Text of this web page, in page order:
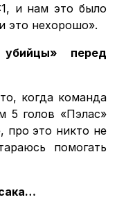
и нам это было
это нехорошо».
перед
когда команда
5 голов «Пэлас»
про это никто не
помогать